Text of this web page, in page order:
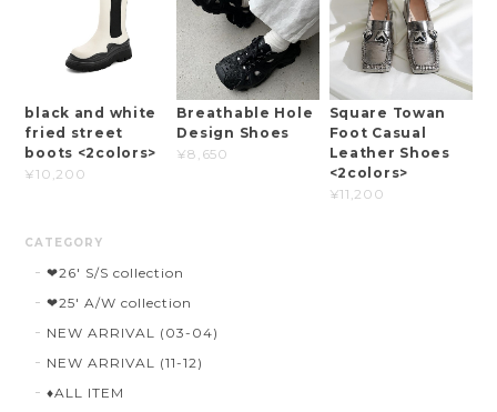
black and white
fried street
boots <2colors>
¥10,200
Breathable Hole
Design Shoes
¥8,650
Square Towan
Foot Casual
Leather Shoes
<2colors>
¥11,200
CATEGORY
❤︎26' S/S collection
❤︎25' A/W collection
NEW ARRIVAL (03-04)
NEW ARRIVAL (11-12)
♦︎ALL ITEM